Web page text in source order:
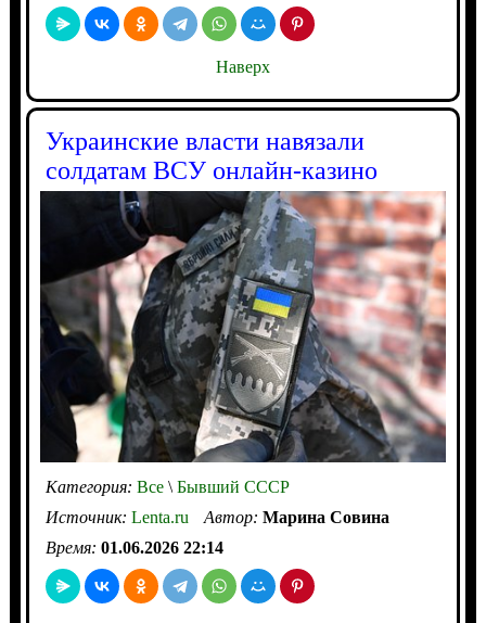
Наверх
Украинские власти навязали
солдатам ВСУ онлайн-казино
Категория: Все\Бывший СССР
Источник: Lenta.ru Автор: Марина Совина
Время: 01.06.2026 22:14